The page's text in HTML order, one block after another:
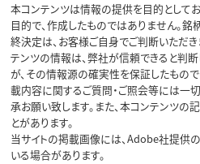
本コンテンツは情報の提供を目的として
目的で、作成したものではありません。
終決定は、お客様ご自身でご判断いただき
テンツの情報は、弊社が信頼できると判
が、その情報源の確実性を保証したもの
載内容に関するご質問・ご照会等には一
承お願い致します。また、本コンテンツの
とがあります。
当サイトの掲載画像には、Adobe社提供
いる場合があります。